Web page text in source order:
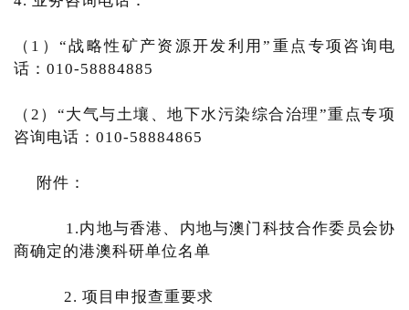
（1）“战略性矿产资源开发利用”重点专项咨询电
话：010-58884885
（2）“大气与土壤、地下水污染综合治理”重点专项
咨询电话：010-58884865
附件：
1.内地与香港、内地与澳门科技合作委员会协
商确定的港澳科研单位名单
2. 项目申报查重要求